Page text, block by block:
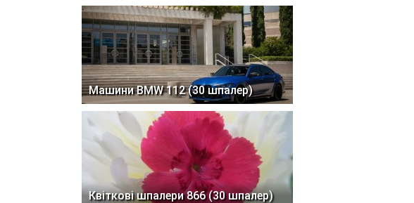
Машини BMW 112 (30 шпалер)
Квіткові шпалери 866 (30 шпалер)